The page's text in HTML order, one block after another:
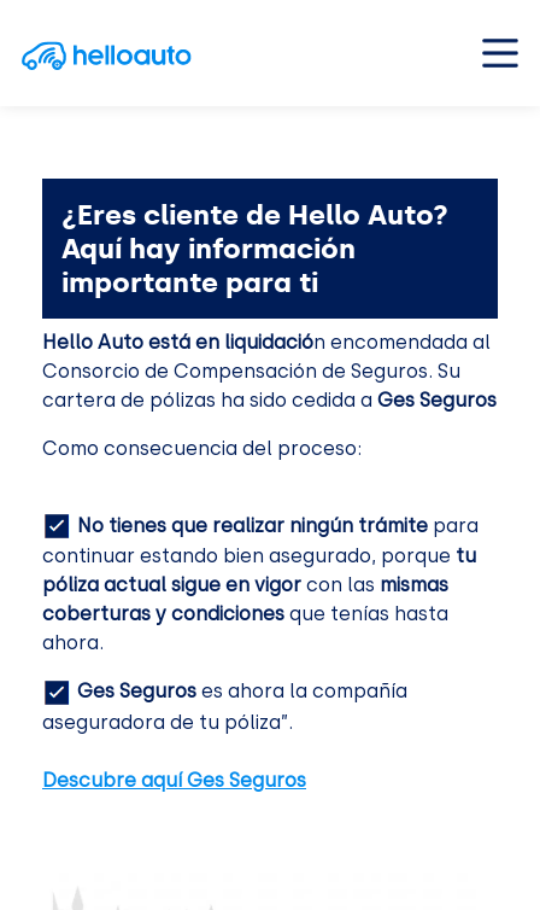
Saltar al contenido
Navegación principal
¿Eres cliente de Hello Auto?
Aquí hay información
importante para ti
Hello Auto está en liquidación encomendada al
Consorcio de Compensación de Seguros. Su
cartera de pólizas ha sido cedida a Ges Seguros
Como consecuencia del proceso:
No tienes que realizar ningún trámite para
continuar estando bien asegurado, porque tu
póliza actual sigue en vigor con las mismas
coberturas y condiciones que tenías hasta
ahora.
Ges Seguros es ahora la compañía
aseguradora de tu póliza”.
Descubre aquí Ges Seguros